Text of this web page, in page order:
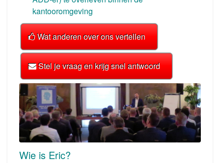
kantooromgeving
Wat anderen over ons vertellen
Stel je vraag en krijg snel antwoord
Wie is Eric?